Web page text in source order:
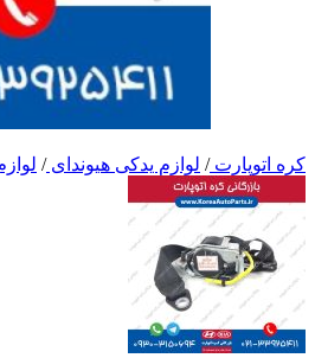
کره اتوپارت/ لوازم یدکی هیوندای/